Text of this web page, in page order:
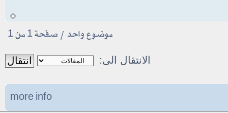
موضوع واحد • صفحة1من1
الانتقال الى:
more info